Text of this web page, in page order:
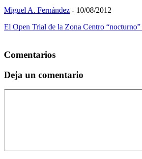
Miguel A. Fernández - 10/08/2012
El Open Trial de la Zona Centro “nocturno”
Comentarios
Deja un comentario